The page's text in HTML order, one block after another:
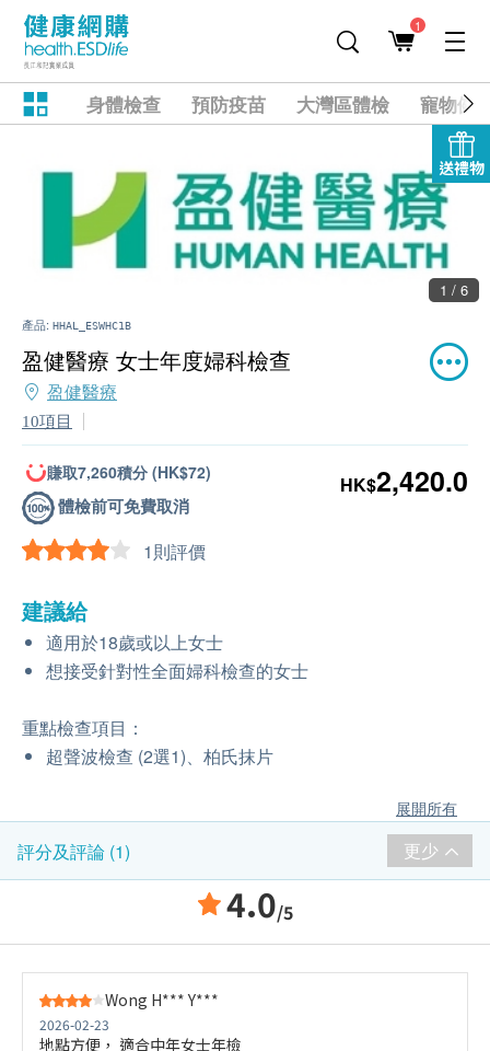
1
身體檢查 預防疫苗 大灣區體檢 寵物健
送禮物
1 / 6
產品: HHAL_ESWHC1B
盈健醫療 女士年度婦科檢查
盈健醫療
10項目
賺取7,260積分 (HK$72)
體檢前可免費取消
1則評價
HK$2,420.0
建議給
適用於18歲或以上女士
想接受針對性全面婦科檢查的女士
重點檢查項目：
超聲波檢查 (2選1)、柏氏抹片
展開所有
評分及評論 (1) 更少
4.0/5
Wong H*** Y***
2026-02-23
地點方便， 適合中年女士年檢